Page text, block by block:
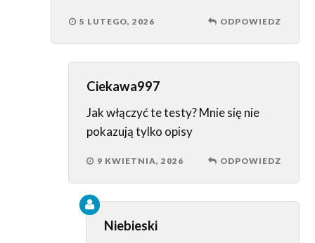
5 LUTEGO, 2026 ODPOWIEDZ
Ciekawa997
Jak włączyć te testy? Mnie się nie
pokazują tylko opisy
9 KWIETNIA, 2026 ODPOWIEDZ
Niebieski